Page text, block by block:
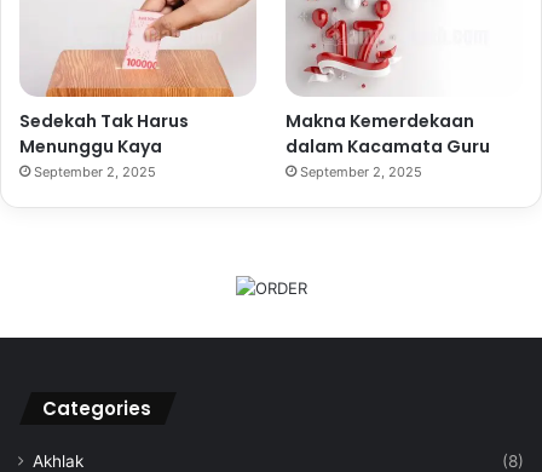
Sedekah Tak Harus
Menunggu Kaya
September 2, 2025
Makna Kemerdekaan
dalam Kacamata Guru
September 2, 2025
Categories
Akhlak
(8)